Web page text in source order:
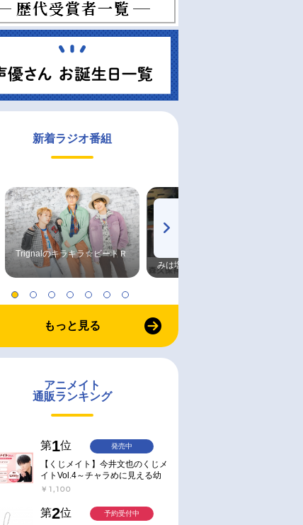
新着ラジオ番組
Trignalのキラキラ☆ビートＲ
みは塩だけ
もっと見る
アニメイト
通販ランキング
第1位
【くじメイト】今井文也のくじメ
イトVol.4～チャラめに見える幼
馴染、実は一途で独占欲が強いん
￥1,100
発売中
第2位 予約受付中